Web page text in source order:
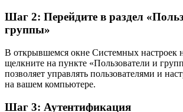
Шаг 2: Перейдите в раздел
группы»
В открывшемся окне Системных настроек
щелкните на пункте «Пользователи и
позволяет управлять пользователями и
на вашем компьютере.
Шаг 3: Аутентификация